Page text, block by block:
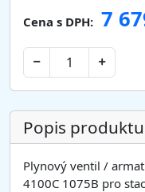
Cena s DPH: 7
Popis produktu
Plynový ventil /
4100C 1075B pro